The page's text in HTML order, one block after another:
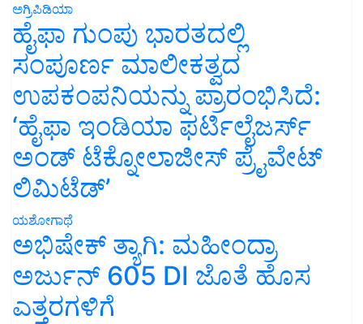
ಅಗ್ರಿಪಿಡಿಯಾ
ಹೈಫಾ ಗುಂಪು ಭಾರತದಲ್ಲಿ
ಸಂಪೂರ್ಣ ಮಾಲೀಕತ್ವದ
ಉಪಕಂಪನಿಯನ್ನು ಪ್ರಾರಂಭಿಸಿದೆ:
‘ಹೈಫಾ ಇಂಡಿಯಾ ಫರ್ಟಿಲೈಜರ್ಸ್
ಅಂಡ್ ಟೆಕ್ನೋಲಾಜೀಸ್ ಪ್ರೈವೇಟ್
ಲಿಮಿಟೆಡ್’
ಯಶೋಗಾಥೆ
ಅಭಿಷೇಕ್ ತ್ಯಾಗಿ: ಮಹೀಂದ್ರಾ
ಅರ್ಜುನ್ 605 DI ಜೊತೆ ಹೊಸ
ಎತ್ತರಗಳಿಗೆ